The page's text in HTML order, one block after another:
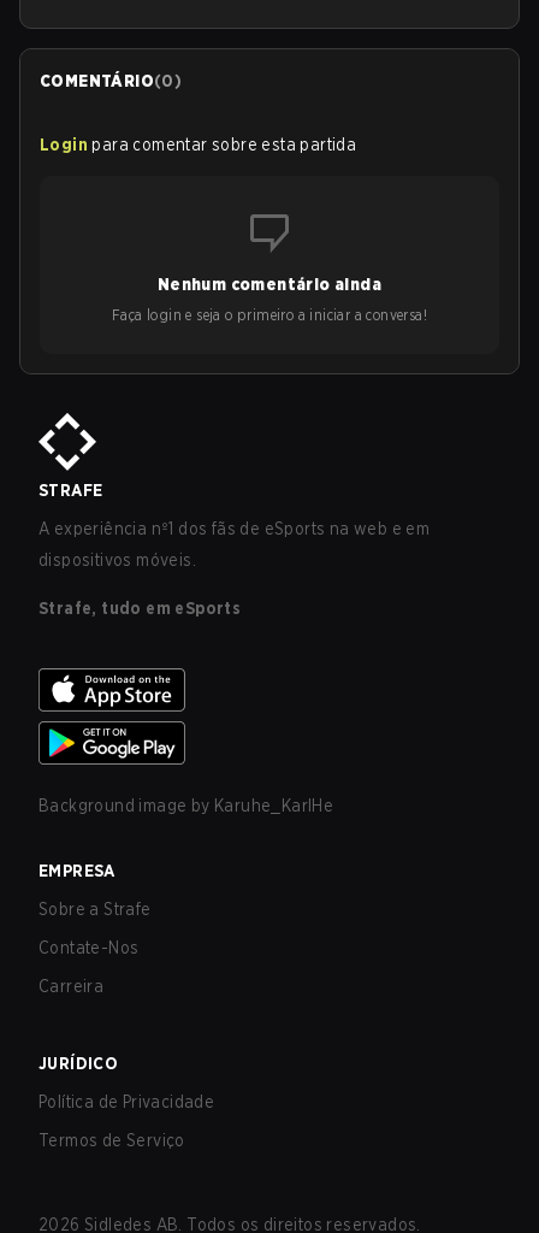
COMENTÁRIO(0)
Login para comentar sobre esta partida
Nenhum comentário ainda
Faça login e seja o primeiro a iniciar a conversa!
STRAFE
A experiência nº1 dos fãs de eSports na web e em
dispositivos móveis.
Strafe, tudo em eSports
Background image by Karuhe_KarlHe
EMPRESA
Sobre a Strafe
Contate-Nos
Carreira
JURÍDICO
Política de Privacidade
Termos de Serviço
2026 Sidledes AB. Todos os direitos reservados.